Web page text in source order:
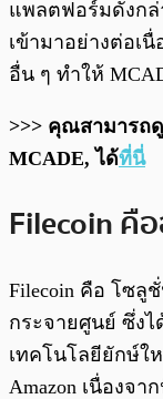
แพลตฟอร์มดังกล่
เข้ามาอย่างต่อเ
อื่น ๆ ทำให้
>>> คุณสามารถ
MCADE, ได้ที่นี่
Filecoin คือ
Filecoin คือ โซลู
กระจายศูนย์ ซึ่ง
เทคโนโลยียักษ์ใ
Amazon เนื่องจ